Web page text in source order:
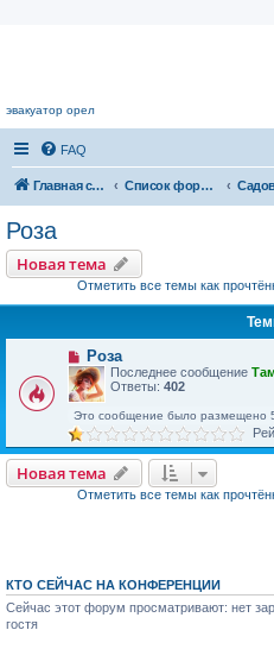
эвакуатор орел
FAQ
Главная страница Список форумов
Роза
Новая тема
Отметить все темы как
Роза
Последнее сообщение
Ответы: 402
Это сообщение было размещено
Новая тема
Отметить все темы как
КТО СЕЙЧАС НА КОНФЕРЕНЦИИ
Сейчас этот форум просматривают: нет
гостя